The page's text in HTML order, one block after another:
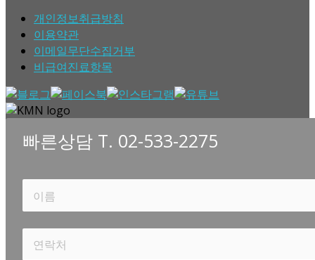
개인정보취급방침
이용약관
이메일무단수집거부
비급여진료항목
빠른상담 T. 02-533-2275